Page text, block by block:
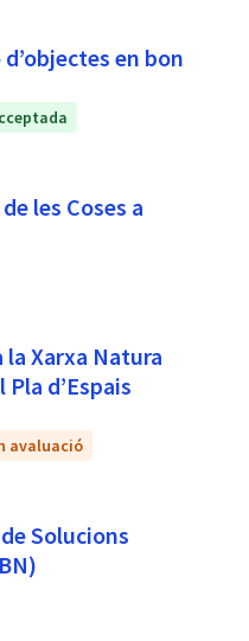
en bon
les Coses a
la Xarxa Natura
d’Espais
avaluació
Solucions